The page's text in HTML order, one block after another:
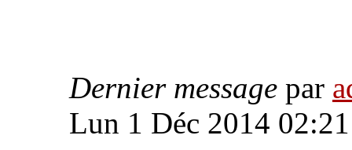
Dernier message par
Lun 1 Déc 2014 02:21